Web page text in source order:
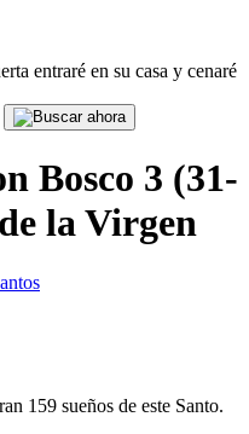
entraré en su casa y cenaré
Bosco 3 (31-
la Virgen
159 sueños de este Santo.